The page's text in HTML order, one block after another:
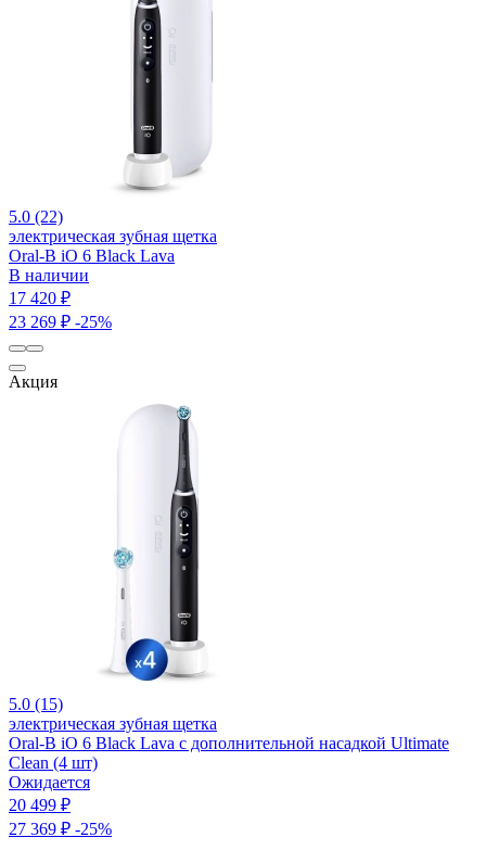
5.0 (22)
электрическая зубная щетка
Oral-B iO 6 Black Lava
В наличии
17 420 ₽
23 269 ₽ -25%
Акция
5.0 (15)
электрическая зубная щетка
Oral-B iO 6 Black Lava с дополнительной насадкой Ultimate
Clean (4 шт)
Ожидается
20 499 ₽
27 369 ₽ -25%